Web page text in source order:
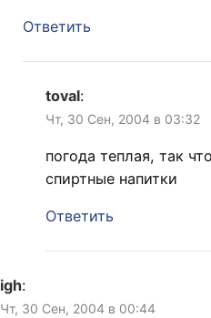
Ответить
toval:
Чт, 30 Сен, 2004 в 03:32
погода теплая, так
спиртные напитки
Ответить
igh:
Чт, 30 Сен, 2004 в 00:44